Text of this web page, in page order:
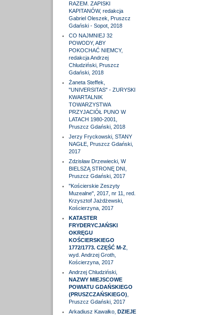
RAZEM. ZAPISKI
KAPITANÓW, redakcja
Gabriel Oleszek, Pruszcz
Gdański - Sopot, 2018
CO NAJMNIEJ 32
POWODY, ABY
POKOCHAĆ NIEMCY,
redakcja Andrzej
Chludziński, Pruszcz
Gdański, 2018
Żaneta Steffek,
"UNIVERSITAS" - ZURYSKI
KWARTALNIK
TOWARZYSTWA
PRZYJACIÓŁ PUNO W
LATACH 1980-2001,
Pruszcz Gdański, 2018
Jerzy Fryckowski, STANY
NAGŁE, Pruszcz Gdański,
2017
Zdzisław Drzewiecki, W
BIELSZĄ STRONĘ DNI,
Pruszcz Gdański, 2017
"Kościerskie Zeszyty
Muzealne", 2017, nr 11, red.
Krzysztof Jażdżewski,
Kościerzyna, 2017
KATASTER
FRYDERYCJAŃSKI
OKRĘGU
KOŚCIERSKIEGO
1772/1773. CZĘŚĆ M-Z,
wyd. Andrzej Groth,
Kościerzyna, 2017
Andrzej Chludziński,
NAZWY MIEJSCOWE
POWIATU GDAŃSKIEGO
(PRUSZCZAŃSKIEGO)
Pruszcz Gdański, 2017
Arkadiusz Kawałko, DZIEJE